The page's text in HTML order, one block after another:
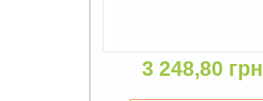
3 248,80 грн